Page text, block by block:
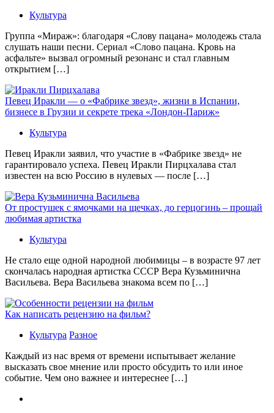
Культура
Группа «Мираж»: благодаря «Слову пацана» молодежь стала
слушать наши песни. Сериал «Слово пацана. Кровь на
асфальте» вызвал огромный резонанс и стал главным
открытием […]
Певец Иракли — о «Фабрике звезд», жизни в Испании,
бизнесе в Грузии и секрете трека «Лондон-Париж»
Культура
Певец Иракли заявил, что участие в «Фабрике звезд» не
гарантировало успеха. Певец Иракли Пирцхалава стал
известен на всю Россию в нулевых — после […]
От простушек с ямочками на щечках, до герцогинь – прощай
любимая артистка
Культура
Не стало еще одной народной любимицы – в возрасте 97 лет
скончалась народная артистка СССР Вера Кузьминична
Васильева. Вера Васильева знакома всем по […]
Как написать рецензию на фильм?
Культура Разное
Каждый из нас время от времени испытывает желание
высказать свое мнение или просто обсудить то или иное
событие. Чем оно важнее и интереснее […]